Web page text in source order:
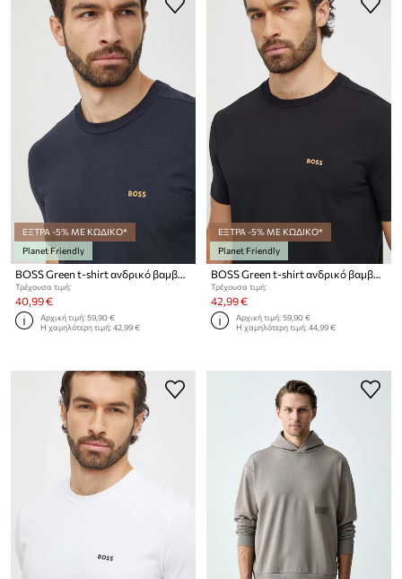
ΕΞΤΡΑ -5% ΜΕ ΚΩΔΙΚΟ*
Planet Friendly
BOSS Green t-shirt ανδρικό βαμβακερό με ελαστάν Tee
Τρέχουσα τιμή:
40,99 €
Αρχική τιμή:59,90 €
Η χαμηλότερη τιμή:42,99 €
ΕΞΤΡΑ -5% ΜΕ ΚΩΔΙΚΟ*
Planet Friendly
BOSS Green t-shirt ανδρικό βαμβακερό με ελαστάν Tee
Τρέχουσα τιμή:
42,99 €
Αρχική τιμή:59,90 €
Η χαμηλότερη τιμή:44,99 €